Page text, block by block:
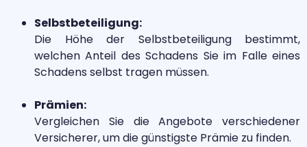
Selbstbeteiligung:
Die Höhe der Selbstbeteiligung bestimmt,
welchen Anteil des Schadens Sie im Falle eines
Schadens selbst tragen müssen.
Prämien:
Vergleichen Sie die Angebote verschiedener
Versicherer, um die günstigste Prämie zu finden.